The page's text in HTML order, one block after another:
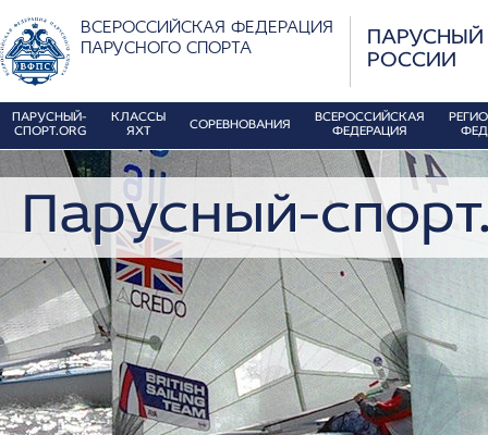
ВСЕРОССИЙСКАЯ ФЕДЕРАЦИЯ
ПАРУСНОГО СПОРТА
ПАРУСНЫЙ
РОССИИ
ПАРУСНЫЙ-
СПОРТ.ORG
КЛАССЫ
ЯХТ
СОРЕВНОВАНИЯ
ВСЕРОССИЙСКАЯ
ФЕДЕРАЦИЯ
Парусный-